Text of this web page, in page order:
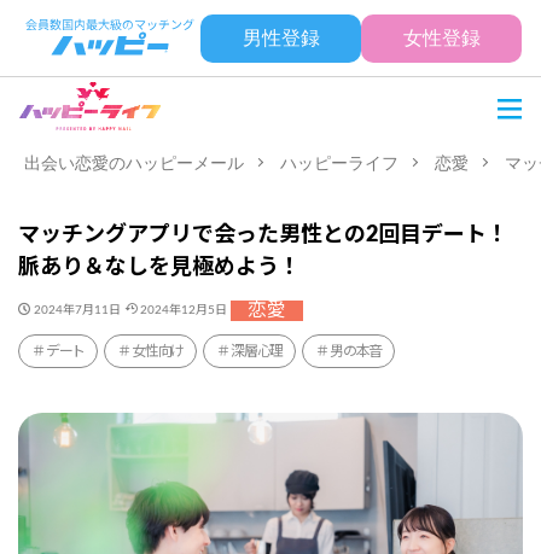
男性登録 女性登録
出会い恋愛のハッピーメール ハッピーライフ 恋愛 マ
マッチングアプリで会った男性との2回目デート！
脈あり＆なしを見極めよう！
2024年7月11日 2024年12月5日 恋愛
デート 女性向け 深層心理 男の本音